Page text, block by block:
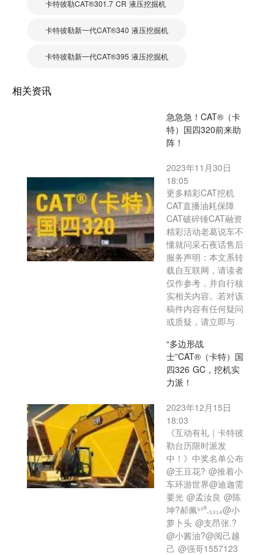
卡特彼勒CAT®301.7 CR 液压挖掘机
卡特彼勒新一代CAT®340 液压挖掘机
卡特彼勒新一代CAT®395 液压挖掘机
相关资讯
急急急！CAT®（卡
特）国四320前来助
阵！
2023年11月30日
18:05
更多精彩CAT挖机
CAT直播油耗保障
CAT破碎锤CAT融资
精彩活动老葛说车不
懂就问采石夜话售后
服务声明：本文系转
载自互联网，请读者
仅作参考，并自行核
实相关内容。若对该
稿件内容有任何疑问
或质疑，请立即与
“多边形战
士”CAT®（卡特）国
四326 GC，挖机实
力派！
2023年12月15日
18:03
《互动有礼｜卡特彼
勒台历限时派发
中！》中奖名单公布
@王豆花? @推着小
车环游世界@迪迦需
要光 @孟汝良 @陈
坤?郝佩⁵²⁰.₁₃₁₄@小
萝卜头 @支昂张.?
@小酱油?@阅己越
己 @强哥1557123